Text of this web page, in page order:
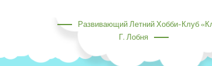
Развивающий Летний Хобби-Клуб
Г. Лобня